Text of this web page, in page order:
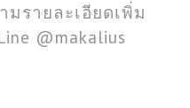
รายละเอียดเพิ่ม
@makalius